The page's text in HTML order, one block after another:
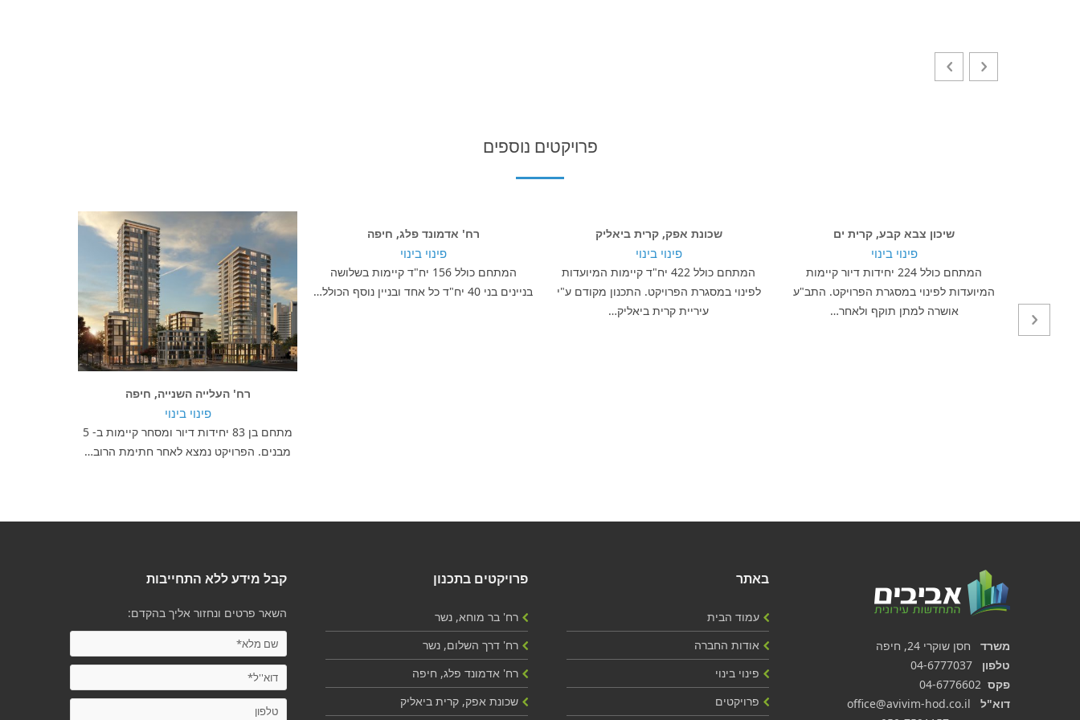
פרויקטים נוספים
רח' העלייה השנייה, חיפה
פינוי בינוי
מתחם בן 83 יחידות דיור ומסחר קיימות ב- 5
מבנים. הפרויקט נמצא לאחר חתימת הרוב…
רח' אדמונד פלג, חיפה
פינוי בינוי
המתחם כולל 156 יח"ד קיימות בשלושה
בניינים בני 40 יח"ד כל אחד ובניין נוסף הכולל…
שכונת אפק, קרית ביאליק
פינוי בינוי
המתחם כולל 422 יח"ד קיימות המיועדות
לפינוי במסגרת הפרויקט. התכנון מקודם ע"י
עיריית קרית ביאליק…
שיכון צבא קבע, קרית ים
פינוי בינוי
המתחם כולל 224 יחידות דיור קיימות
המיועדות לפינוי במסגרת הפרויקט. התב"ע
אושרה למתן תוקף ולאחר…
משרד
חסן שוקרי 24, חיפה
טלפון
פקס 04-6776602
דוא"ל
באתר
עמוד הבית
אודות החברה
פינוי בינוי
פרויקטים
פרויקטים בתכנון
רח' בר מוחא, נשר
רח' דרך השלום, נשר
רח' אדמונד פלג, חיפה
שכונת אפק, קרית ביאליק
קבל מידע ללא התחייבות
השאר פרטים ונחזור אליך בהקדם: